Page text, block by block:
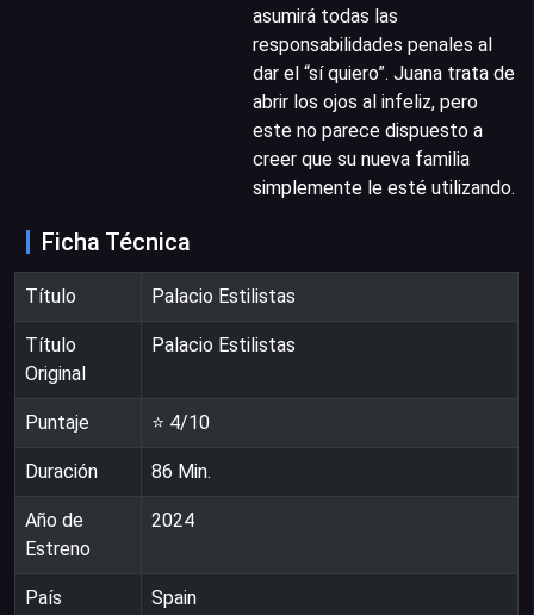
asumirá todas las
responsabilidades penales al
dar el “sí quiero”. Juana trata de
abrir los ojos al infeliz, pero
este no parece dispuesto a
creer que su nueva familia
simplemente le esté utilizando.
Ficha Técnica
Título Palacio Estilistas
Título
Original
Palacio Estilistas
Puntaje ⭐ 4/10
Duración 86 Min.
Año de
Estreno
2024
País Spain